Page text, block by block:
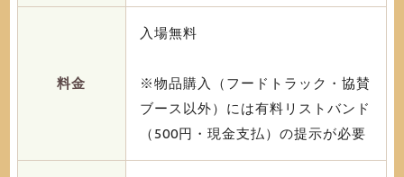
料金
入場無料
※物品購入（フードトラック・協賛
ブース以外）には有料リストバンド
（500円・現金支払）の提示が必要